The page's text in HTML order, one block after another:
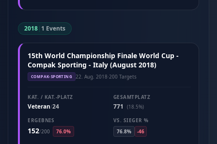
2018| 1 Events
15th World Championship Finale World Cup -
Compak Sporting - Italy (August 2018)
COMPAK-SPORTING 22. Aug. 2018·200 Targets
KAT. / KAT.-PLATZ
Veteran/24
GESAMTPLATZ
771
(18.5%)
ERGEBNIS
152/200 76.0%
VS. SIEGER %
76.8%
-46